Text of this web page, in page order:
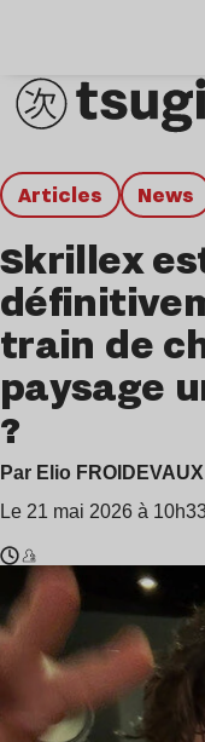
Articles news
Skrillex
train de
paysage
?
Par Elio FROIDEVAUX
Le 21 mai 2026 à
Temps
de
lecture
:
min
Dylan
Brady
Skrillex
Tatyana